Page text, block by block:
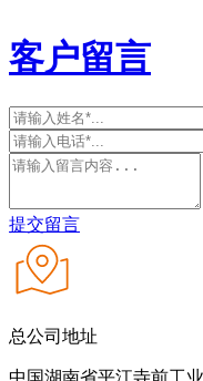
客户留言
提交留言
总公司地址